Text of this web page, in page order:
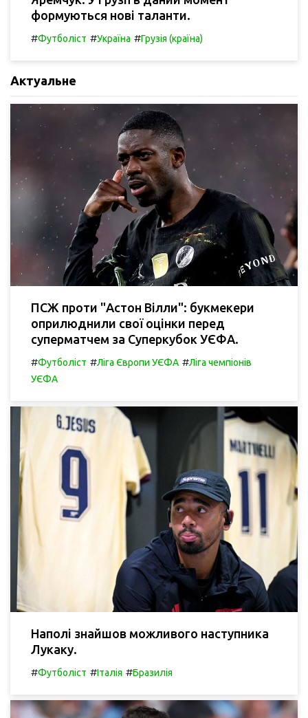
формуються нові таланти.
#Футболіст #Україна #Грузія (країна)
Актуальне
ПСЖ проти "Астон Вілли": букмекери
оприлюднили свої оцінки перед
суперматчем за Суперкубок УЄФА.
#Футболіст #Ліга Європи УЄФА #Ліга чемпіонів
УЄФА
Наполі знайшов можливого наступника
Лукаку.
#Футболіст #Італія #Бразилія